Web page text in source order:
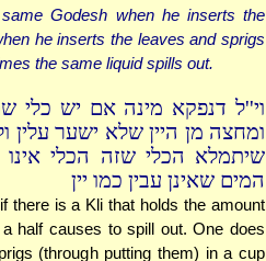
Godesh when he inserts the
he inserts the leaves and sprigs
the same liquid spills out.
וי''ל דנפקא מינה אם יש כלי
ומחצה מן היין שלא ישער עלין
שיתמלא הכלי שזה הכלי
המים שאינן עבין כמו יין
there is a Kli that holds the amount
half causes to spill out. One does
(through putting them) in a cup